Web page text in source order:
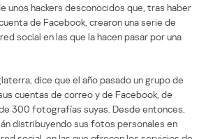
unos hackers desconocidos que, tras haber
de Facebook, crearon una serie de
social en las que la hacen pasar por una
dice que el año pasado un grupo de
cuentas de correo y de Facebook, de
300 fotografías suyas. Desde entonces,
distribuyendo sus fotos personales en